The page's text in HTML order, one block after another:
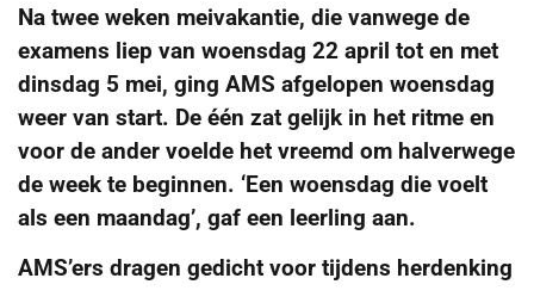
Na twee weken meivakantie, die vanwege de
examens liep van woensdag 22 april tot en met
dinsdag 5 mei, ging AMS afgelopen woensdag
weer van start. De één zat gelijk in het ritme en
voor de ander voelde het vreemd om halverwege
de week te beginnen. ‘Een woensdag die voelt
als een maandag’, gaf een leerling aan.
AMS’ers dragen gedicht voor tijdens herdenking